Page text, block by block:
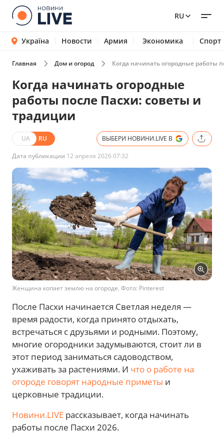
RU
Україна Новости Армия Экономика Спорт
Главная Дом и огород Когда начинать огородные работы
Когда начинать огородные
работы после Пасхи: советы и
традиции
UA RU ВЫБЕРИ НОВИНИ.LIVE В
Дата публикации 12 апреля 2026 07:32
Женщина копает землю на огороде. Фото: Pinterest
После Пасхи начинается Светлая неделя —
время радости, когда принято отдыхать,
встречаться с друзьями и родными. Поэтому,
многие огородники задумываются, стоит ли в
этот период заниматься садоводством,
ухаживать за растениями. И что о работе на
огороде говорят народные приметы и
церковные традиции.
Новини.LIVE рассказывает, когда начинать
работы после Пасхи 2026.